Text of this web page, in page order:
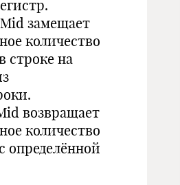
замещает
количество
строке на
возвращает
количество
определённой